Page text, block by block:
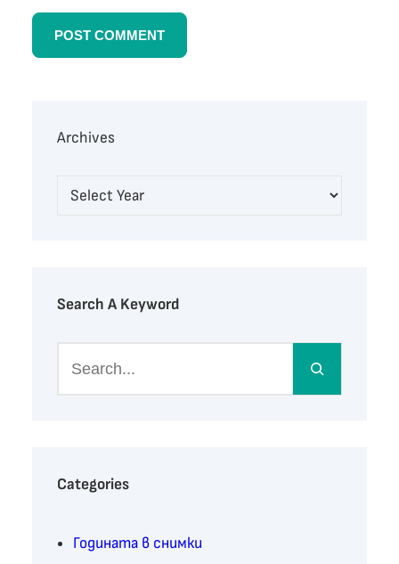
Archives
Search A Keyword
h
Categories
Годината в снимки